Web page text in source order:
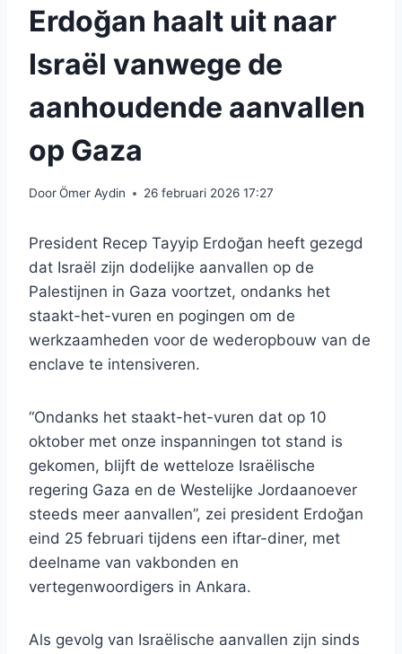
Erdoğan haalt uit naar
Israël vanwege de
aanhoudende aanvallen
op Gaza
DoorÖmer Aydin 26 februari 2026 17:27
President Recep Tayyip Erdoğan heeft gezegd
dat Israël zijn dodelijke aanvallen op de
Palestijnen in Gaza voortzet, ondanks het
staakt-het-vuren en pogingen om de
werkzaamheden voor de wederopbouw van de
enclave te intensiveren.
“Ondanks het staakt-het-vuren dat op 10
oktober met onze inspanningen tot stand is
gekomen, blijft de wetteloze Israëlische
regering Gaza en de Westelijke Jordaanoever
steeds meer aanvallen”, zei president Erdoğan
eind 25 februari tijdens een iftar-diner, met
deelname van vakbonden en
vertegenwoordigers in Ankara.
Als gevolg van Israëlische aanvallen zijn sinds